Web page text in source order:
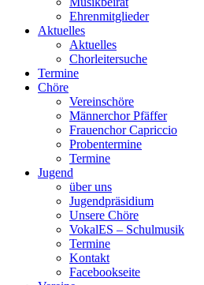
Ehrenmitglieder
Aktuelles
Aktuelles
Chorleitersuche
Termine
Chöre
Vereinschöre
Männerchor Pfäffer
Frauenchor Capriccio
Probentermine
Termine
Jugend
über uns
Jugendpräsidium
Unsere Chöre
VokalES – Schulmusik
Termine
Kontakt
Facebookseite